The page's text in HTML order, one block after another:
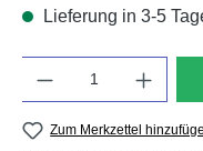
Lieferung in 3-5
Zum Merkzettel